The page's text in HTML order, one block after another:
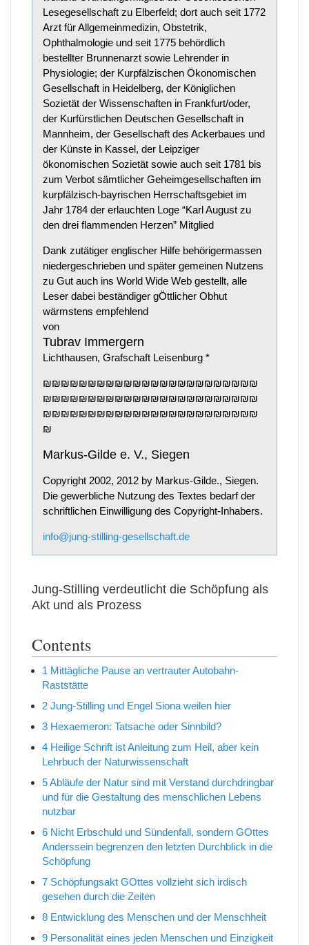
Lesegesellschaft zu Elberfeld; dort auch seit 1772
Arzt für Allgemeinmedizin, Obstetrik,
Ophthalmologie und seit 1775 behördlich
bestellter Brunnenarzt sowie Lehrender in
Physiologie; der Kurpfälzischen Ökonomischen
Gesellschaft in Heidelberg, der Königlichen
Sozietät der Wissenschaften in Frankfurt/oder,
der Kurfürstlichen Deutschen Gesellschaft in
Mannheim, der Gesellschaft des Ackerbaues und
der Künste in Kassel, der Leipziger
ökonomischen Sozietät sowie auch seit 1781 bis
zum Verbot sämtlicher Geheimgesellschaften im
kurpfälzisch-bayrischen Herrschaftsgebiet im
Jahr 1784 der erlauchten Loge “Karl August zu
den drei flammenden Herzen” Mitglied
Dank zutätiger englischer Hilfe behörigermassen
niedergeschrieben und später gemeinen Nutzens
zu Gut auch ins World Wide Web gestellt, alle
Leser dabei beständiger gÖttlicher Obhut
wärmstens empfehlend
von
Tubrav Immergern
Lichthausen, Grafschaft Leisenburg *
₪₪₪₪₪₪₪₪₪₪₪₪₪₪₪₪₪₪₪₪₪₪₪₪
₪₪₪₪₪₪₪₪₪₪₪₪₪₪₪₪₪₪₪₪₪₪₪₪
₪₪₪₪₪₪₪₪₪₪₪₪₪₪₪₪₪₪₪₪₪₪₪₪
₪
Markus-Gilde e. V., Siegen
Copyright 2002, 2012 by Markus-Gilde., Siegen.
Die gewerbliche Nutzung des Textes bedarf der
schriftlichen Einwilligung des Copyright-Inhabers.
info@jung-stilling-gesellschaft.de
Jung-Stilling verdeutlicht die Schöpfung als
Akt und als Prozess
Contents
1 Mittägliche Pause an vertrauter Autobahn-
Raststätte
2 Jung-Stilling und Engel Siona weilen hier
3 Hexaemeron: Tatsache oder Sinnbild?
4 Heilige Schrift ist Anleitung zum Heil, aber kein
Lehrbuch der Naturwissenschaft
5Abläufe der Natur sind mit Verstand durchdringbar
und für die Gestaltung des menschlichen Lebens
nutzbar
6 Nicht Erbschuld und Sündenfall, sondern GOttes
Anderssein begrenzen den letzten Durchblick in die
Schöpfung
7 Schöpfungsakt GOttes vollzieht sich irdisch
gesehen durch die Zeiten
8 Entwicklung des Menschen und der Menschheit
9 Personalität eines jeden Menschen und Einzigkeit